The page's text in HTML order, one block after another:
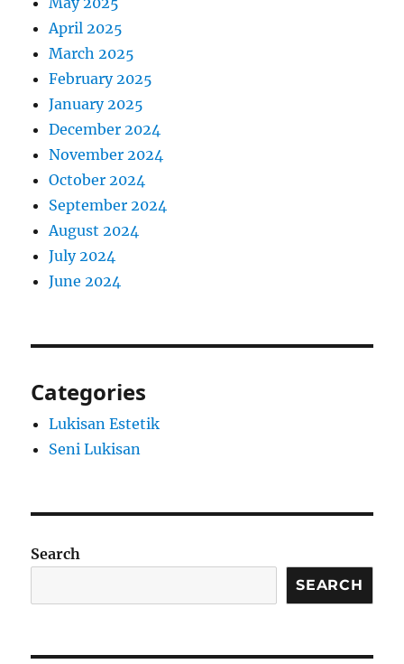
April 2025
March 2025
February 2025
January 2025
December 2024
November 2024
October 2024
September 2024
August 2024
July 2024
June 2024
Categories
Lukisan Estetik
Seni Lukisan
Search
SEARCH